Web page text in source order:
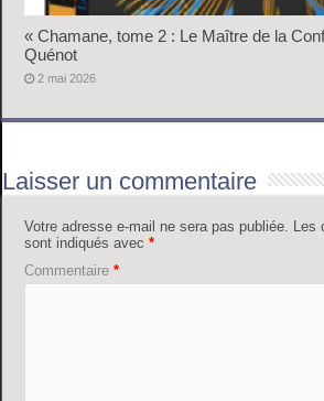
« Chamane, tome 2 : Le Maître de la
Quénot
2 mai 2026
Laisser un commentaire
Votre adresse e-mail ne sera pas publiée.
sont indiqués avec*
Commentaire*